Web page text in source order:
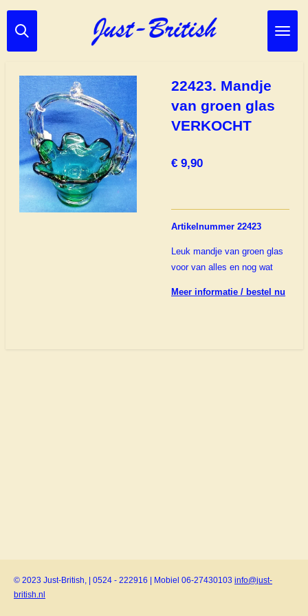
Ga
direct
hoofdinhoud
22423. Mandje
van groen glas
VERKOCHT
€ 9,90
Artikelnummer 22423
Leuk mandje van groen glas
voor van alles en nog wat
Meer informatie / bestel nu
© 2023 Just-British, | 0524 - 222916 | Mobiel 06-27430103 info@just-
british.nl